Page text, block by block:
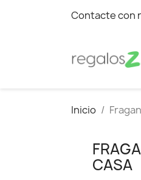
Contacte con
Inicio
CASA